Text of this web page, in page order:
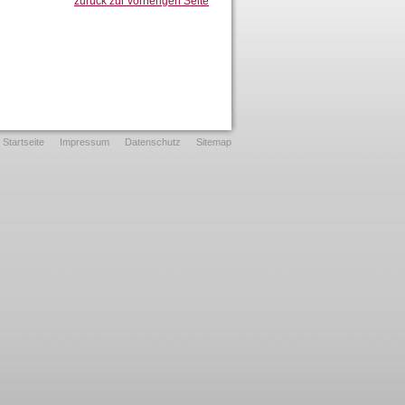
Startseite Impressum Datenschutz Sitemap